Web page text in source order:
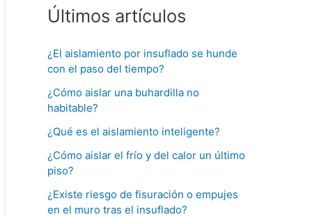
Últimos artículos
¿El aislamiento por insuflado se hunde
con el paso del tiempo?
¿Cómo aislar una buhardilla no
habitable?
¿Qué es el aislamiento inteligente?
¿Cómo aislar el frío y del calor un último
piso?
¿Existe riesgo de fisuración o empujes
en el muro tras el insuflado?